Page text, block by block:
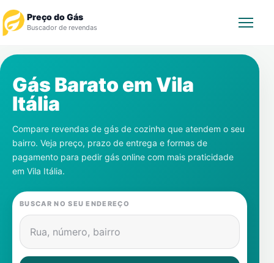
Preço do Gás
Buscador de revendas
Revendedor
Notícias
Cadastre-se
Gás
Contatos
Gás Barato em Vila
Itália
Compare revendas de gás de cozinha que atendem o seu
bairro. Veja preço, prazo de entrega e formas de
pagamento para pedir gás online com mais praticidade
em Vila Itália.
BUSCAR NO SEU ENDEREÇO
Rua, número, bairro